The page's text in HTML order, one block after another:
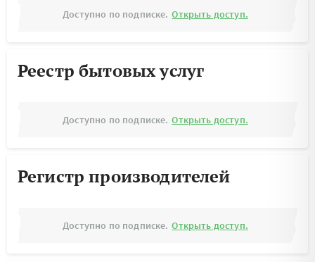
Доступно по подписке. Открыть доступ.
Реестр бытовых услуг
Доступно по подписке. Открыть доступ.
Регистр производителей
Доступно по подписке. Открыть доступ.